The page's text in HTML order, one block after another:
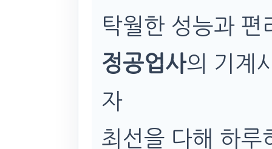
탁월한 성능과 편
정공업사의 기계
자
최선을 다해 하루